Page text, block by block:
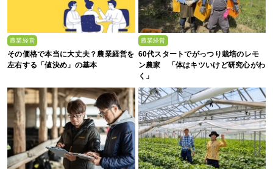
農業経営
その価格で本当に大丈夫？農業経営を
左右する「値決め」の基本
農業経営
60代スタートでがっつり栽培のレモ
ン農家 「体はキツいけど研究心がわ
く」